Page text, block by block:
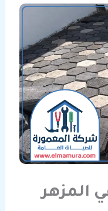
المزهر